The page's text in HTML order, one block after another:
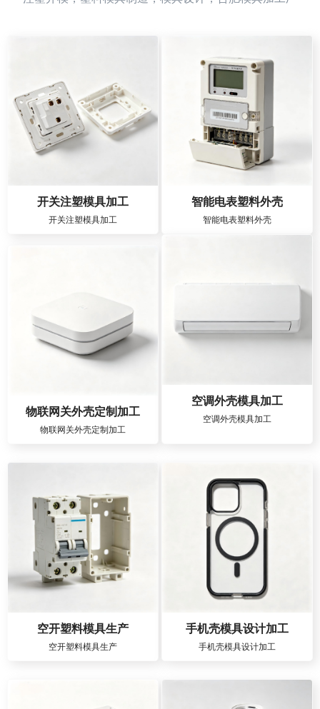
开关注塑模具加工
开关注塑模具加工
智能电表塑料外壳
智能电表塑料外壳
物联网关外壳定制加工
物联网关外壳定制加工
空调外壳模具加工
空调外壳模具加工
空开塑料模具生产
空开塑料模具生产
手机壳模具设计加工
手机壳模具设计加工